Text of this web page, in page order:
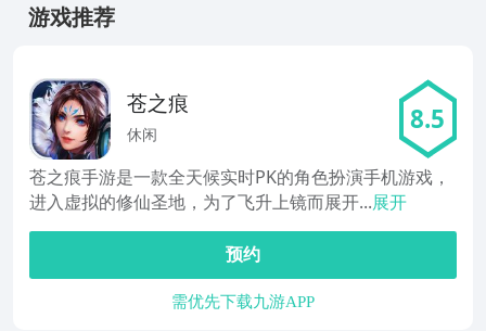
游戏推荐
苍之痕
休闲 8.5
苍之痕手游是一款全天候实时PK的角色扮演手机游戏，
进入虚拟的修仙圣地，为了飞升上镜而展开...展开
预约
需优先下载九游APP